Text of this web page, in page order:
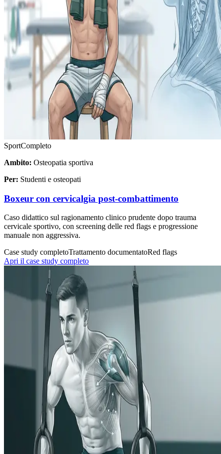
SportCompleto
Ambito: Osteopatia sportiva
Per: Studenti e osteopati
Boxeur con cervicalgia post-combattimento
Caso didattico sul ragionamento clinico prudente dopo trauma
cervicale sportivo, con screening delle red flags e progressione
manuale non aggressiva.
Case study completoTrattamento documentatoRed flags
Apri il case study completo